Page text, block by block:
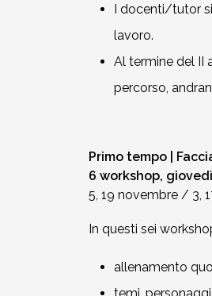
I docenti/tutor si
lavoro.
Al termine del II
percorso,
Primo tempo |
6 workshop, g
5, 19 novembre / 3,
In questi sei
allenamento